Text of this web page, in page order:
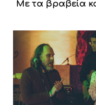
Με τα βραβεία